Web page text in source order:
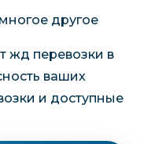
другое
жд перевозки в
ваших
и доступные